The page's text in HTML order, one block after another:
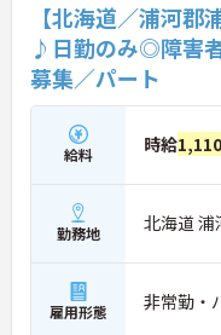
【北海道／浦河
♪日勤のみ◎障害
募集／パート
給料 時給
勤務地 北海道 浦
雇用形態 非常勤・